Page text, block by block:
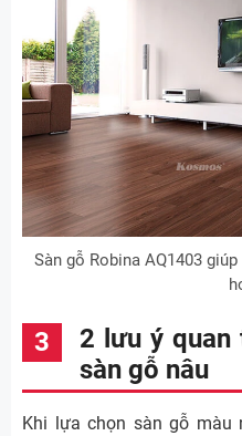
Sàn gỗ Robina AQ1403
2 lưu ý
sàn gỗ nâu
Khi lựa chọn sàn gỗ màu